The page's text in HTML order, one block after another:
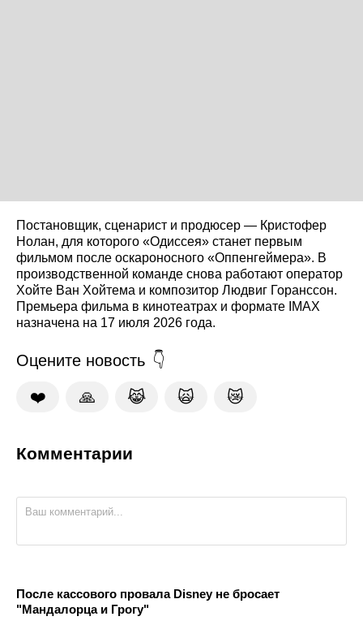
Постановщик, сценарист и продюсер — Кристофер
Нолан, для которого «Одиссея» станет первым
фильмом после оскароносного «Оппенгеймера». В
производственной команде снова работают оператор
Хойте Ван Хойтема и композитор Людвиг Горанссон.
Премьера фильма в кинотеатрах и формате IMAX
назначена на 17 июля 2026 года.
Оцените новость
❤️ 🙏 😹 🙀 😿
Комментарии
После кассового провала Disney не бросает
"Мандалорца и Грогу"